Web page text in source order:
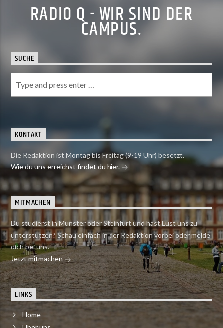
RADIO Q - WIR SIND DER
CAMPUS.
SUCHE
KONTAKT
Die Redaktion ist Montag bis Freitag (9-19 Uhr) besetzt.
Wie du uns erreichst findet du hier.
MITMACHEN
Du studierst in Münster oder Steinfurt und hast Lust uns zu
unterstützen? Schau einfach in der Redaktion vorbei oder melde
dich bei uns.
Jetzt mitmachen
LINKS
Home